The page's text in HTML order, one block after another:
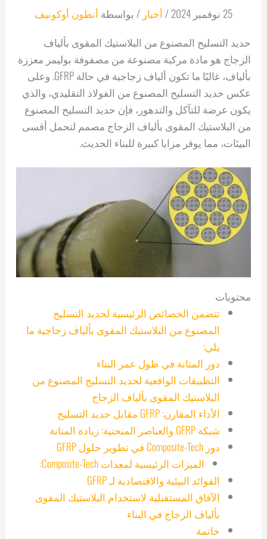
25 نوفمبر 2024 /أخبار / بواسطة أنطون أوكونيف
حديد التسليح المصنوع من البلاستيك المقوى بألياف
الزجاج هو مادة مركبة مصنوعة من مصفوفة بوليمر معززة
بألياف، غالبًا ما تكون ألياف زجاجية في حالة GFRP. وعلى
عكس حديد التسليح المصنوع من الفولاذ التقليدي، والذي
يكون عرضة للتآكل والتدهور، فإن حديد التسليح المصنوع
من البلاستيك المقوى بألياف الزجاج مصمم لتحمل أقسى
البيئات، مما يوفر مزايا كبيرة للبناء الحديث.
محتويات
تتضمن الخصائص الرئيسية لحديد التسليح
المصنوع من البلاستيك المقوى بألياف زجاجية ما
يلي:
دور المتانة في طول عمر البناء
التطبيقات الواقعية لحديد التسليح المصنوع من
البلاستيك المقوى بألياف الزجاج
الأداء المقارن: GFRP مقابل حديد التسليح
شبكة GFRP والعناصر المنحنية: زيادة المتانة
دور Composite-Tech في تطوير حلول GFRP
الميزات الرئيسية لمعدات Composite-Tech:
الفوائد البيئية والاقتصادية لـ GFRP
الآفاق المستقبلية لاستخدام البلاستيك المقوى
بألياف الزجاج في البناء
خاتمة